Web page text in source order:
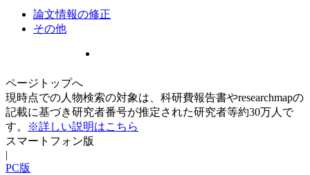
論文情報の修正
その他
ページトップへ
現時点での人物検索の対象は、科研費報告書やresearchmapの
記載に基づき研究者番号が推定された研究者等約30万人で
す。
※詳しい説明はこちら
スマートフォン版
|
PC版